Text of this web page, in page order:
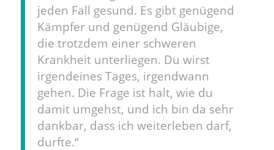
jeden Fall gesund. Es gibt genügend
Kämpfer und genügend Gläubige,
die trotzdem einer schweren
Krankheit unterliegen. Du wirst
irgendeines Tages, irgendwann
gehen. Die Frage ist halt, wie du
damit umgehst, und ich bin da sehr
dankbar, dass ich weiterleben darf,
durfte.“